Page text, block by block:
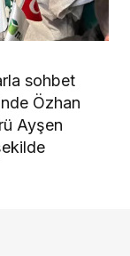
sohbet
Özhan
Ayşen